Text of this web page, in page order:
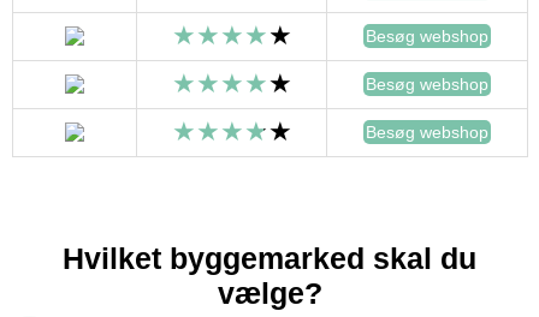
Besøg webshop
Besøg webshop
Besøg webshop
Hvilket byggemarked skal du
vælge?